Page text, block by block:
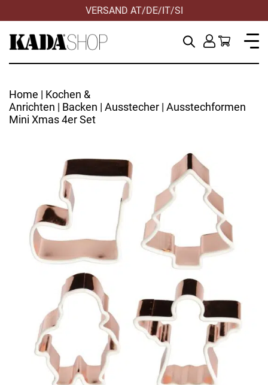
HILFE & KONTAKT
VERSAND AT/DE/IT/SI
Home | Kochen &
Anrichten | Backen | Ausstecher | Ausstechformen
Mini Xmas 4er Set